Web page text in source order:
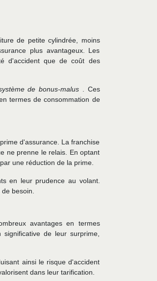
de petite cylindrée, moins
plus avantageux. Les
d'accident que de coût des
de bonus-malus
. Ces
termes de consommation de
d'assurance. La franchise
ne prenne le relais. En optant
une réduction de la prime.
en leur prudence au volant.
besoin.
avantages en termes
de leur surprime,
ainsi le risque d'accident
dans leur tarification.